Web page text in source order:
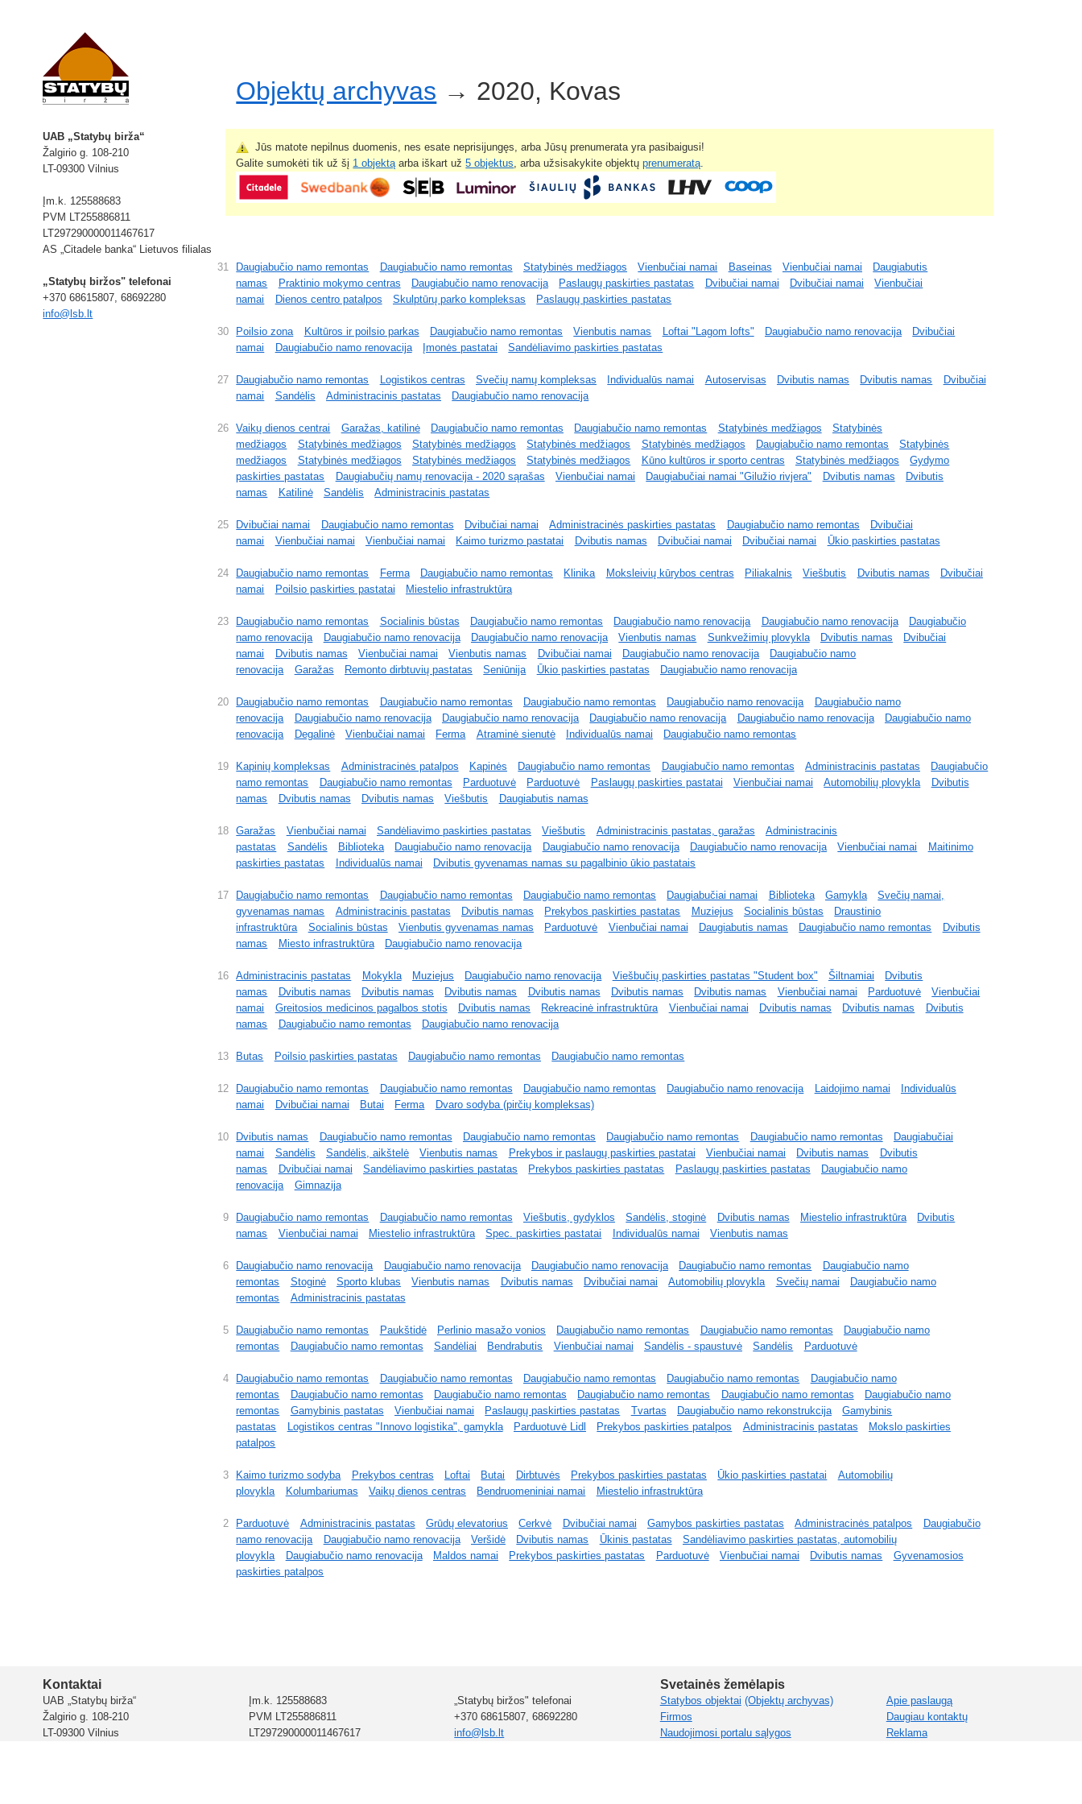
Objektų archyvas → 2020, Kovas
UAB „Statybų birža“
Žalgirio g. 108-210
LT-09300 Vilnius
Įm.k. 125588683
PVM LT255886811
LT297290000011467617
AS „Citadele banka“ Lietuvos filialas
„Statybų biržos" telefonai
+370 68615807, 68692280
info@lsb.lt
Jūs matote nepilnus duomenis, nes esate neprisijungęs, arba Jūsų prenumerata yra pasibaigusi!
Galite sumokėti tik už šį 1 objektą arba iškart už5 objektus , arba užsisakykite objektųprenumeratą
31 Daugiabučio namo remontas Daugiabučio namo remontas Statybinės medžiagos Vienbučiai namai Baseinas Vienbučiai namai
Daugiabutis
namas
Praktinio mokymo centras Daugiabučio namo renovacija Paslaugų paskirties pastatas Dvibučiai namai Dvibučiai namai
Vienbučiai
namai
Dienos centro patalpos Skulptūrų parko kompleksas Paslaugų paskirties pastatas
30 Poilsio zona Kultūros ir poilsio parkas Daugiabučio namo remontas Vienbutis namas Loftai "Lagom lofts" Daugiabučio namo renovacija
Dvibučiai
namai
Daugiabučio namo renovacija Įmonės pastatai Sandėliavimo paskirties pastatas
27 Daugiabučio namo remontas Logistikos centras Svečių namų kompleksas Individualūs namai Autoservisas Dvibutis namas Dvibutis namas
Dvibučiai
namai
Sandėlis Administracinis pastatas Daugiabučio namo renovacija
26 Vaikų dienos centrai Garažas, katilinė Daugiabučio namo remontas Daugiabučio namo remontas Statybinės medžiagos
Statybinės
medžiagos
Statybinės medžiagos Statybinės medžiagos Statybinės medžiagos Statybinės medžiagos Daugiabučio namo remontas
Statybinės
medžiagos
Statybinės medžiagos Statybinės medžiagos Statybinės medžiagos Kūno kultūros ir sporto centras Statybinės medžiagos
Gydymo
paskirties pastatas
Daugiabučių namų renovacija - 2020 sąrašas Vienbučiai namai Daugiabučiai namai "Gilužio rivjera" Dvibutis namas
Dvibutis
namas
Katilinė Sandėlis Administracinis pastatas
25 Dvibučiai namai Daugiabučio namo remontas Dvibučiai namai Administracinės paskirties pastatas Daugiabučio namo remontas
Dvibučiai
namai
Vienbučiai namai Vienbučiai namai Kaimo turizmo pastatai Dvibutis namas Dvibučiai namai Dvibučiai namai Ūkio paskirties pastatas
24 Daugiabučio namo remontas Ferma Daugiabučio namo remontas Klinika Moksleivių kūrybos centras Piliakalnis Viešbutis Dvibutis namas
Dvibučiai
namai
Poilsio paskirties pastatai Miestelio infrastruktūra
23 Daugiabučio namo remontas Socialinis būstas Daugiabučio namo remontas Daugiabučio namo renovacija Daugiabučio namo renovacija
Daugiabučio
namo renovacija
Daugiabučio namo renovacija Daugiabučio namo renovacija Vienbutis namas Sunkvežimių plovykla Dvibutis namas
Dvibučiai
namai
Dvibutis namas Vienbučiai namai Vienbutis namas Dvibučiai namai Daugiabučio namo renovacija
Daugiabučio namo
renovacija
Garažas Remonto dirbtuvių pastatas Seniūnija Ūkio paskirties pastatas Daugiabučio namo renovacija
20 Daugiabučio namo remontas Daugiabučio namo remontas Daugiabučio namo remontas Daugiabučio namo renovacija
Daugiabučio namo
renovacija
Daugiabučio namo renovacija Daugiabučio namo renovacija Daugiabučio namo renovacija Daugiabučio namo renovacija
Daugiabučio namo
renovacija
Degalinė Vienbučiai namai Ferma Atraminė sienutė Individualūs namai Daugiabučio namo remontas
19 Kapinių kompleksas Administracinės patalpos Kapinės Daugiabučio namo remontas Daugiabučio namo remontas Administracinis pastatas
Daugiabučio
namo remontas
Daugiabučio namo remontas Parduotuvė Parduotuvė Paslaugų paskirties pastatai Vienbučiai namai Automobilių plovykla
Dvibutis
namas
Dvibutis namas Dvibutis namas Viešbutis Daugiabutis namas
18 Garažas Vienbučiai namai Sandėliavimo paskirties pastatas Viešbutis Administracinis pastatas, garažas
Administracinis
pastatas
Sandėlis Biblioteka Daugiabučio namo renovacija Daugiabučio namo renovacija Daugiabučio namo renovacija Vienbučiai namai
Maitinimo
paskirties pastatas
Individualūs namai Dvibutis gyvenamas namas su pagalbinio ūkio pastatais
17 Daugiabučio namo remontas Daugiabučio namo remontas Daugiabučio namo remontas Daugiabučiai namai Biblioteka Gamykla
Svečių namai,
gyvenamas namas
Administracinis pastatas Dvibutis namas Prekybos paskirties pastatas Muziejus Socialinis būstas
Draustinio
infrastruktūra
Socialinis būstas Vienbutis gyvenamas namas Parduotuvė Vienbučiai namai Daugiabutis namas Daugiabučio namo remontas
Dvibutis
namas
Miesto infrastruktūra Daugiabučio namo renovacija
16 Administracinis pastatas Mokykla Muziejus Daugiabučio namo renovacija Viešbučių paskirties pastatas "Student box" Šiltnamiai
Dvibutis
namas
Dvibutis namas Dvibutis namas Dvibutis namas Dvibutis namas Dvibutis namas Dvibutis namas Vienbučiai namai Parduotuvė
Vienbučiai
namai
Greitosios medicinos pagalbos stotis Dvibutis namas Rekreacinė infrastruktūra Vienbučiai namai Dvibutis namas Dvibutis namas
Dvibutis
namas
Daugiabučio namo remontas Daugiabučio namo renovacija
13 Butas Poilsio paskirties pastatas Daugiabučio namo remontas Daugiabučio namo remontas
12 Daugiabučio namo remontas Daugiabučio namo remontas Daugiabučio namo remontas Daugiabučio namo renovacija Laidojimo namai
Individualūs
namai
Dvibučiai namai Butai Ferma Dvaro sodyba (pirčių kompleksas)
10 Dvibutis namas Daugiabučio namo remontas Daugiabučio namo remontas Daugiabučio namo remontas Daugiabučio namo remontas
Daugiabučiai
namai
Sandėlis Sandėlis, aikštelė Vienbutis namas Prekybos ir paslaugų paskirties pastatai Vienbučiai namai Dvibutis namas
Dvibutis
namas
Dvibučiai namai Sandėliavimo paskirties pastatas Prekybos paskirties pastatas Paslaugų paskirties pastatas
Daugiabučio namo
renovacija
Gimnazija
9 Daugiabučio namo remontas Daugiabučio namo remontas Viešbutis, gydyklos Sandėlis, stoginė Dvibutis namas Miestelio infrastruktūra
Dvibutis
namas
Vienbučiai namai Miestelio infrastruktūra Spec. paskirties pastatai Individualūs namai Vienbutis namas
6 Daugiabučio namo renovacija Daugiabučio namo renovacija Daugiabučio namo renovacija Daugiabučio namo remontas
Daugiabučio namo
remontas
Stoginė Sporto klubas Vienbutis namas Dvibutis namas Dvibučiai namai Automobilių plovykla Svečių namai
Daugiabučio namo
remontas
Administracinis pastatas
5 Daugiabučio namo remontas Paukštidė Perlinio masažo vonios Daugiabučio namo remontas Daugiabučio namo remontas
Daugiabučio namo
remontas
Daugiabučio namo remontas Sandėliai Bendrabutis Vienbučiai namai Sandėlis - spaustuvė Sandėlis Parduotuvė
4 Daugiabučio namo remontas Daugiabučio namo remontas Daugiabučio namo remontas Daugiabučio namo remontas
Daugiabučio namo
remontas
Daugiabučio namo remontas Daugiabučio namo remontas Daugiabučio namo remontas Daugiabučio namo remontas
Daugiabučio namo
remontas
Gamybinis pastatas Vienbučiai namai Paslaugų paskirties pastatas Tvartas Daugiabučio namo rekonstrukcija
Gamybinis
pastatas
Logistikos centras "Innovo logistika", gamykla Parduotuvė Lidl Prekybos paskirties patalpos Administracinis pastatas
Mokslo paskirties
patalpos
3 Kaimo turizmo sodyba Prekybos centras Loftai Butai Dirbtuvės Prekybos paskirties pastatas Ūkio paskirties pastatai
Automobilių
plovykla
Kolumbariumas Vaikų dienos centras Bendruomeniniai namai Miestelio infrastruktūra
2 Parduotuvė Administracinis pastatas Grūdų elevatorius Cerkvė Dvibučiai namai Gamybos paskirties pastatas Administracinės patalpos
Daugiabučio
namo renovacija
Daugiabučio namo renovacija Veršidė Dvibutis namas Ūkinis pastatas
Sandėliavimo paskirties pastatas, automobilių
plovykla
Daugiabučio namo renovacija Maldos namai Prekybos paskirties pastatas Parduotuvė Vienbučiai namai Dvibutis namas
Gyvenamosios
paskirties patalpos
Kontaktai
UAB „Statybų birža“
Žalgirio g. 108-210
LT-09300 Vilnius
Įm.k. 125588683
PVM LT255886811
LT297290000011467617
„Statybų biržos" telefonai
+370 68615807, 68692280
info@lsb.lt
Svetainės žemėlapis
Statybos objektai (Objektų archyvas)
Firmos
Naudojimosi portalu sąlygos
Apie paslaugą
Daugiau kontaktų
Reklama